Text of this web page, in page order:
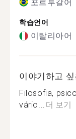
포르투갈어
학습언어
이탈리아어
이야기하고 싶
Filosofia,
vário...더 보기